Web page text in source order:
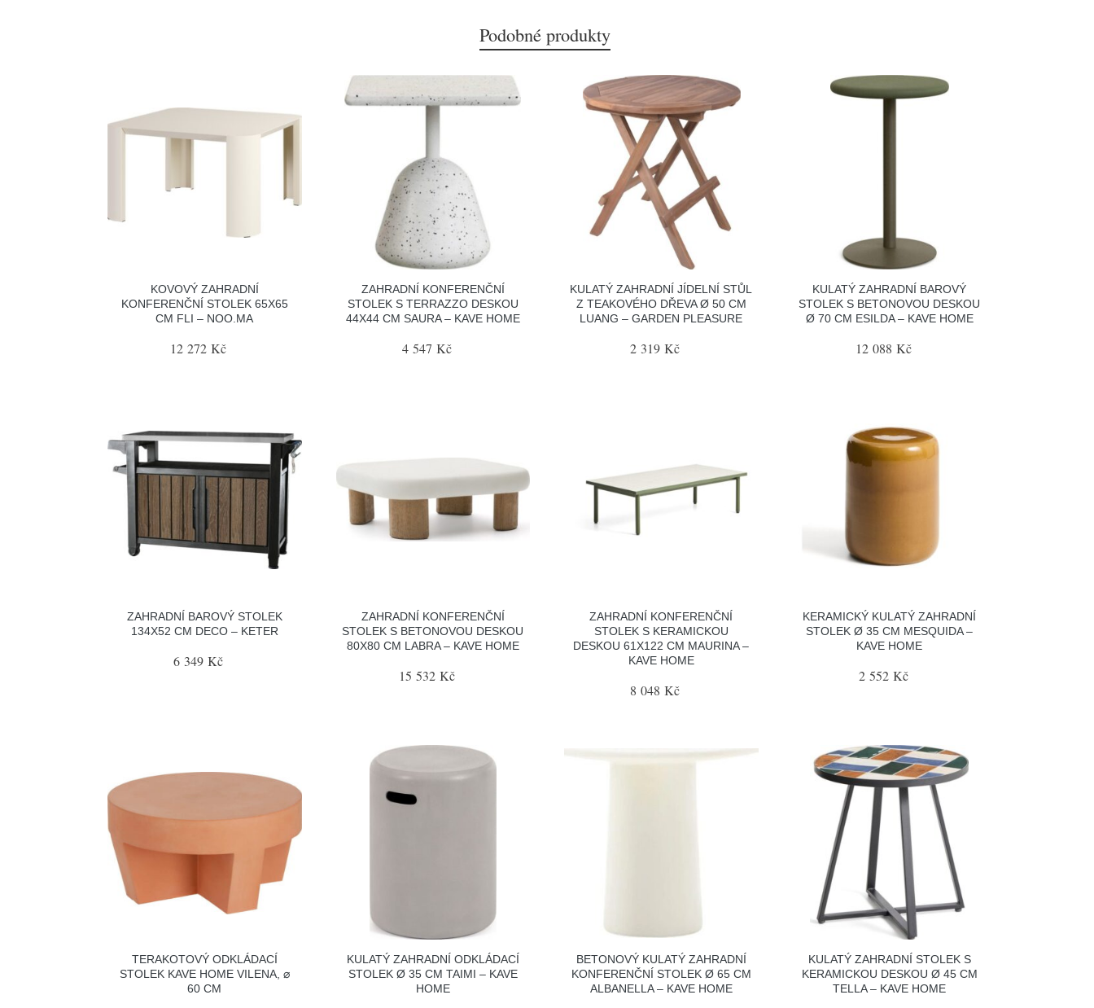
Podobné produkty
KOVOVÝ ZAHRADNÍ
KONFERENČNÍ STOLEK 65X65
CM FLI – NOO.MA
12 272 Kč
ZAHRADNÍ KONFERENČNÍ
STOLEK S TERRAZZO DESKOU
44X44 CM SAURA – KAVE HOME
4 547 Kč
KULATÝ ZAHRADNÍ JÍDELNÍ STŮL
Z TEAKOVÉHO DŘEVA Ø 50 CM
LUANG – GARDEN PLEASURE
2 319 Kč
KULATÝ ZAHRADNÍ BAROVÝ
STOLEK S BETONOVOU DESKOU
Ø 70 CM ESILDA – KAVE HOME
12 088 Kč
ZAHRADNÍ BAROVÝ STOLEK
134X52 CM DECO – KETER
6 349 Kč
ZAHRADNÍ KONFERENČNÍ
STOLEK S BETONOVOU DESKOU
80X80 CM LABRA – KAVE HOME
15 532 Kč
ZAHRADNÍ KONFERENČNÍ
STOLEK S KERAMICKOU
DESKOU 61X122 CM MAURINA –
KAVE HOME
8 048 Kč
KERAMICKÝ KULATÝ ZAHRADNÍ
STOLEK Ø 35 CM MESQUIDA –
KAVE HOME
2 552 Kč
TERAKOTOVÝ ODKLÁDACÍ
STOLEK KAVE HOME VILENA, ⌀
60 CM
KULATÝ ZAHRADNÍ ODKLÁDACÍ
STOLEK Ø 35 CM TAIMI – KAVE
HOME
BETONOVÝ KULATÝ ZAHRADNÍ
KONFERENČNÍ STOLEK Ø 65 CM
ALBANELLA – KAVE HOME
KULATÝ ZAHRADNÍ STOLEK S
KERAMICKOU DESKOU Ø 45 CM
TELLA – KAVE HOME